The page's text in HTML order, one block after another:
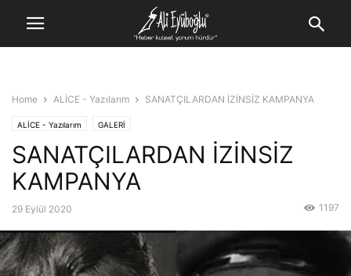
Home ALİCE - Yazılarım SANATÇILARDAN İZİNSİZ KAMPANYA
ALİCE - Yazılarım GALERİ
SANATÇILARDAN İZİNSİZ
KAMPANYA
29 Eylül 2020 1197